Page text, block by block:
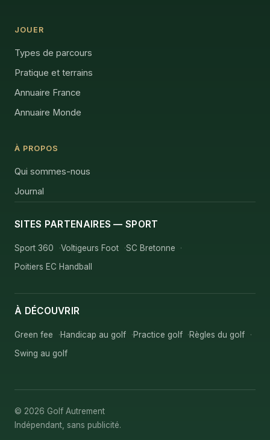
JOUER
Types de parcours
Pratique et terrains
Annuaire France
Annuaire Monde
À PROPOS
Qui sommes-nous
Journal
SITES PARTENAIRES — SPORT
Sport 360 Voltigeurs Foot
SC Bretonne
Poitiers EC Handball
À DÉCOUVRIR
Green fee Handicap au golf Practice golf
Règles du golf
Swing au golf
© 2026 Golf Autrement
Indépendant, sans publicité.